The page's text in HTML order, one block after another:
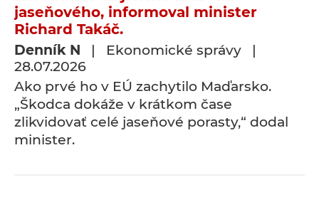
jaseňového, informoval minister
Richard Takáč.
Denník N | Ekonomické správy |
28.07.2026
Ako prvé ho v EÚ zachytilo Maďarsko.
„Škodca dokáže v krátkom čase
zlikvidovať celé jaseňové porasty,“ dodal
minister.